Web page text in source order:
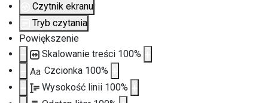
Czytnik ekranu
Tryb czytania
Powiększenie
Skalowanie treści 100%
Aa Czcionka 100%
Wysokość linii 100%